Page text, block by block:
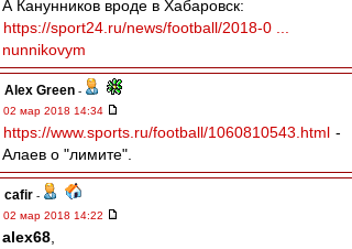
А Канунников вроде в Хабаровск:
https://sport24.ru/news/football/2018-0 ...
nunnikovym
Alex Green -
02 мар 2018 14:34
https://www.sports.ru/football/1060810543.html -
Алаев о "лимите".
cafir -
02 мар 2018 14:22
alex68